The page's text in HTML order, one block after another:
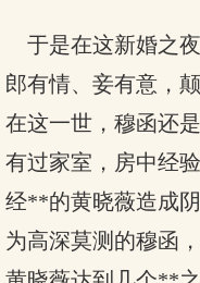
于是在这新婚之夜
郎有情、妾有意，
在这一世，穆函还
有过家室，房中经
经**的黄晓薇造成
为高深莫测的穆函